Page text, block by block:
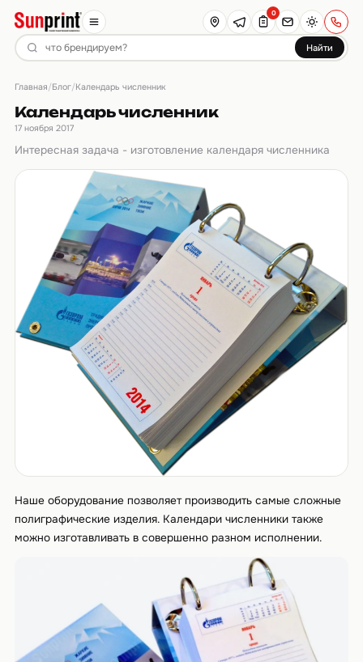
Найти
0
Главная/Блог/Календарь численник
Календарь численник
17 ноября 2017
Интересная задача - изготовление календаря численника
Наше оборудование позволяет производить самые сложные
полиграфические изделия. Календари численники также
можно изготавливать в совершенно разном исполнении.